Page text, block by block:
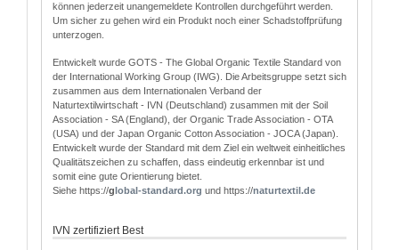
können jederzeit unangemeldete Kontrollen durchgeführt werden.
Um sicher zu gehen wird ein Produkt noch einer Schadstoffprüfung
unterzogen.
Entwickelt wurde GOTS - The Global Organic Textile Standard von
der International Working Group (IWG). Die Arbeitsgruppe setzt sich
zusammen aus dem Internationalen Verband der
Naturtextilwirtschaft - IVN (Deutschland) zusammen mit der Soil
Association - SA (England), der Organic Trade Association - OTA
(USA) und der Japan Organic Cotton Association - JOCA (Japan).
Entwickelt wurde der Standard mit dem Ziel ein weltweit einheitliches
Qualitätszeichen zu schaffen, dass eindeutig erkennbar ist und
somit eine gute Orientierung bietet.
Siehe https://global-standard.org und https://naturtextil.de
IVN zertifiziert Best